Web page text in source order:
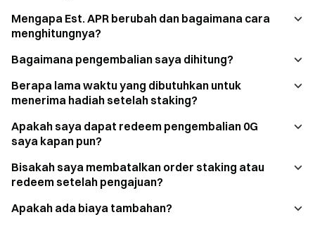
Mengapa Est. APR berubah dan bagaimana cara
menghitungnya?
Bagaimana pengembalian saya dihitung?
Berapa lama waktu yang dibutuhkan untuk
menerima hadiah setelah staking?
Apakah saya dapat redeem pengembalian 0G
saya kapan pun?
Bisakah saya membatalkan order staking atau
redeem setelah pengajuan?
Apakah ada biaya tambahan?